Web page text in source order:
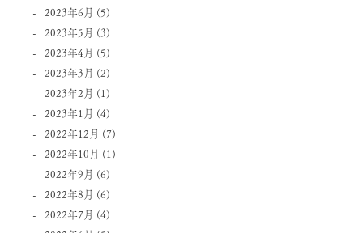
2023年6月 (5)
2023年5月 (3)
2023年4月 (5)
2023年3月 (2)
2023年2月 (1)
2023年1月 (4)
2022年12月 (7)
2022年10月 (1)
2022年9月 (6)
2022年8月 (6)
2022年7月 (4)